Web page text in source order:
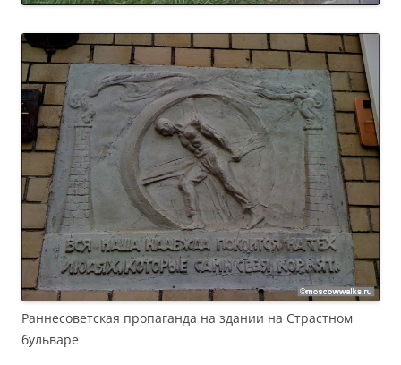
Раннесоветская пропаганда на здании на Страстном
бульваре